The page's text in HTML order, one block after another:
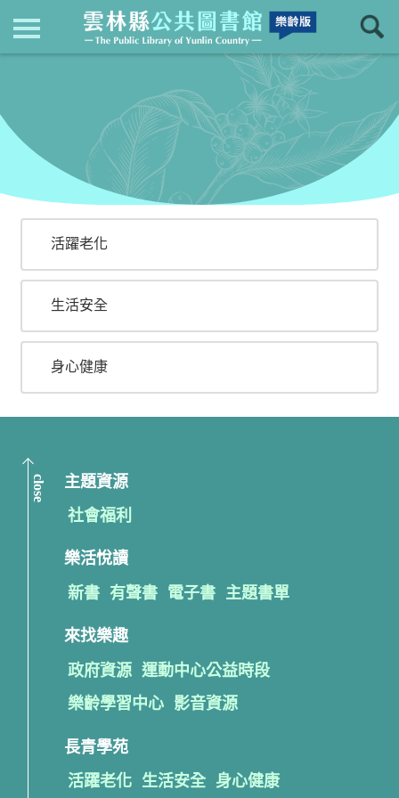
長青學苑
活躍老化
生活安全
身心健康
close 主題資源
社會福利
樂活悅讀
新書 有聲書 電子書 主題書單
來找樂趣
政府資源 運動中心公益時段
樂齡學習中心 影音資源
長青學苑
活躍老化 生活安全 身心健康